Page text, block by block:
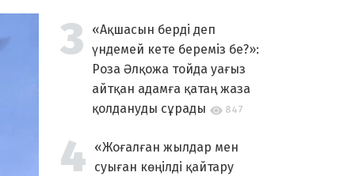
«Ақшасын берді деп
үндемей кете береміз бе?»:
Роза Әлқожа тойда уағыз
айтқан адамға қатаң жаза
қолдануды сұрады
847
«Жоғалған жылдар мен
суыған көңілді қайтару